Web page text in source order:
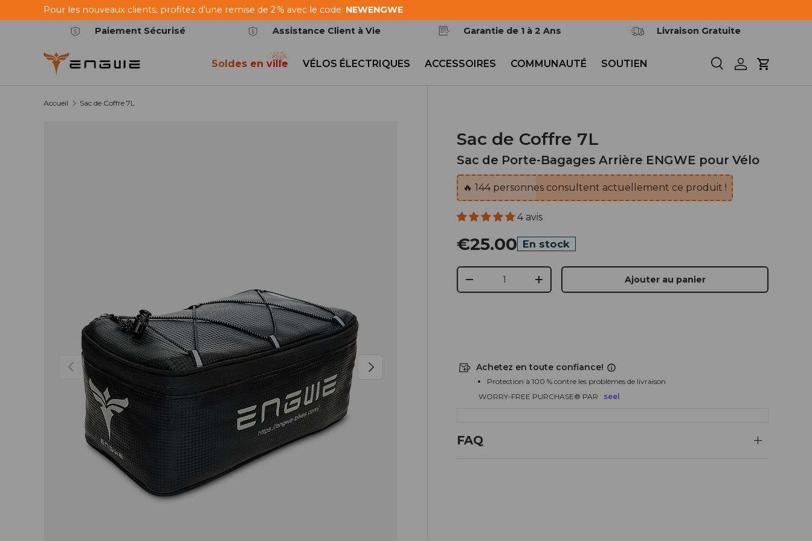
Aller au contenu
Pour les nouveaux clients, profitez d’une remise de 2 % avec le code: NEWENGWE
Paiement Sécurisé
Assistance Client à Vie Garantie de 1 à 2 Ans Livraison Gratuite
Recherche
Se connecter
Panier
Soldes en ville VÉLOS ÉLECTRIQUES ACCESSOIRES COMMUNAUTÉ SOUTIEN
Accueil Sac de Coffre 7L
Précédent Suivant
Sac de Coffre 7L
Sac de Porte-Bagages Arrière ENGWE pour Vélo
🔥 144personnes consultent actuellement ce produit !
4 avis
€25.00 En stock
Qté
-
+ Ajouter au panier
Achetez en toute confiance!
Protection à 100 % contre les problèmes de livraison
WORRY-FREE PURCHASE® PAR
seel
FAQ